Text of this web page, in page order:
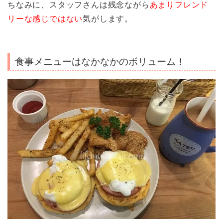
ちなみに、スタッフさんは残念ながら あまりフレンド
リーな感じではない気がします。
食事メニューはなかなかのボリューム！